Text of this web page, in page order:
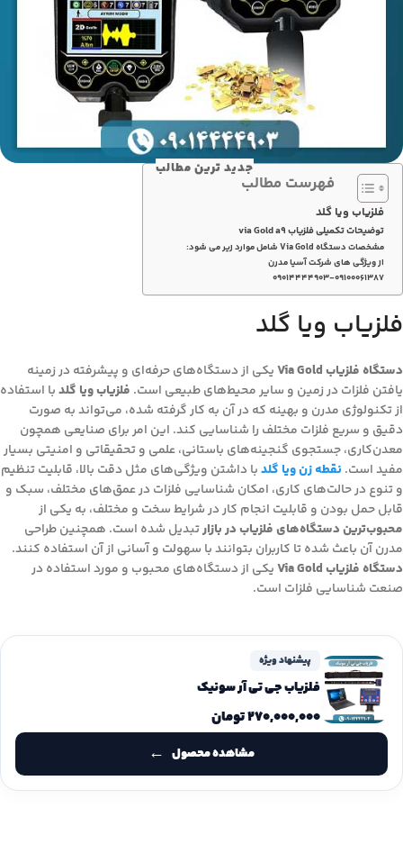
جدید ترین مطالب
فهرست مطالب
فلزیاب ویا گلد
توضیحات تکمیلی فلزیاب via Gold a9
مشخصات دستگاه Via Gold شامل موارد زیر می شود:
از ویژگی های شرکت آسیا مدرن
۰۹۰۱۴۴۴۴۹۰۳-۰۹۱۰۰۰۶۱۳۸۷
فلزیاب ویا گلد
دستگاه فلزیاب Via Gold
یکی از دستگاه‌های حرفه‌ای و پیشرفته در زمینه
یافتن فلزات در زمین و سایر محیط‌های طبیعی است. فلزیاب ویا گلدبا استفاده
از تکنولوژی مدرن و بهینه که در آن به کار گرفته شده، می‌تواند به صورت
دقیق و سریع فلزات مختلف را شناسایی کند. این امر برای صنایعی همچون
معدن‌کاری، جستجوی گنجینه‌های باستانی، علمی و تحقیقاتی و امنیتی بسیار
مفید است. نقطه زن ویا گلدبا داشتن ویژگی‌های مثل دقت بالا، قابلیت تنظیم
و تنوع در حالت‌های کاری، امکان شناسایی فلزات در عمق‌های مختلف، سبک و
قابل حمل بودن و قابلیت انجام کار در شرایط سخت و مختلف، به یکی از
محبوب‌ترین دستگاه‌های فلزیاب در بازارتبدیل شده است. همچنین طراحی
مدرن آن باعث شده تا کاربران بتوانند با سهولت و آسانی از آن استفاده کنند.
دستگاه فلزیاب Via Gold
یکی از دستگاه‌های محبوب و مورد استفاده در
صنعت شناسایی فلزات است.
پیشنهاد ویژه
فلزیاب جی تی آر سونیک
۲۷۰,۰۰۰,۰۰۰تومان
مشاهده محصول